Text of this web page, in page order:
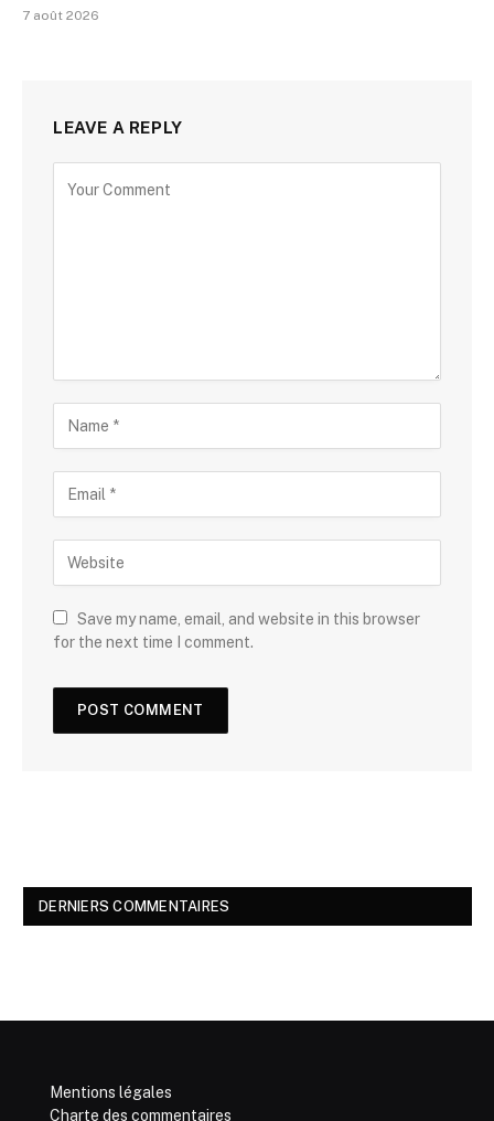
7 août 2026
LEAVE A REPLY
Save my name, email, and website in this browser
for the next time I comment.
DERNIERS COMMENTAIRES
Mentions légales
Charte des commentaires